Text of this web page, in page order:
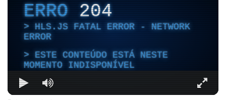
ERRO204
HLS.JS FATAL ERROR - NETWORK
ERROR
ESTE CONTEÚDO ESTÁ NESTE
MOMENTO INDISPONÍVEL